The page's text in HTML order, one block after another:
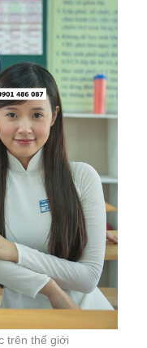
trên thế giới